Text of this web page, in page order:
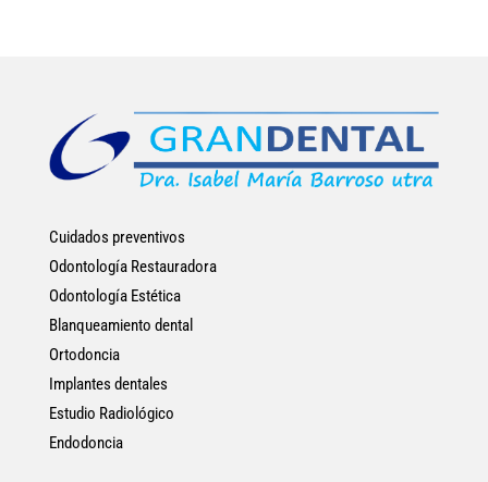
Cuidados preventivos
Odontología Restauradora
Odontología Estética
Blanqueamiento dental
Ortodoncia
Implantes dentales
Estudio Radiológico
Endodoncia